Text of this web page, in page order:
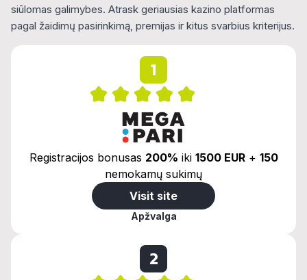
siūlomas galimybes. Atrask geriausias kazino platformas
pagal žaidimų pasirinkimą, premijas ir kitus svarbius kriterijus.
1
Registracijos bonusas 200% iki 1500 EUR+ 150
nemokamų sukimų
Visit site
Apžvalga
2